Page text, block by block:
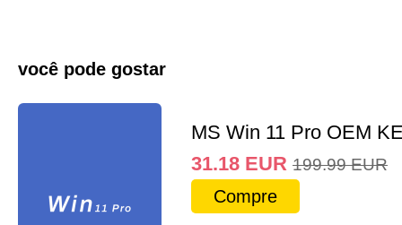
você pode gostar
MS Win 11 Pro OEM
31.18 EUR 199.99 EUR
Compre